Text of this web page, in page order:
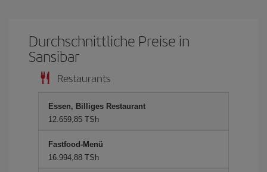
Durchschnittliche Preise in
Sansibar
Restaurants
Essen, Billiges Restaurant
12.659,85 TSh
Fastfood-Menü
16.994,88 TSh